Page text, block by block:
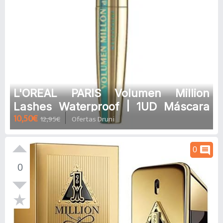
L'OREAL PARIS Volumen Million
Lashes Waterproof | 1UD Máscara
de pestañas resistente al agua
10,50€ 12,95€ Ofertas Druni
0
0 comment